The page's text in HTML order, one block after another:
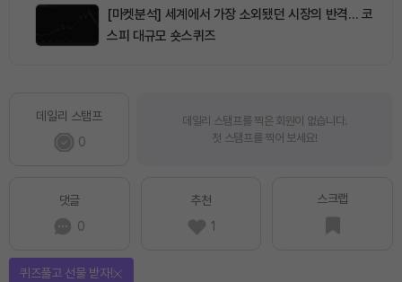
[마켓분석] 세계에서 가장 소외됐던 시장의 반격… 코
스피 대규모 숏스퀴즈
데일리 스탬프
0
데일리 스탬프를 찍은 회원이 없습니다.
첫 스탬프를 찍어 보세요!
댓글
0
추천
1
스크랩
퀴즈풀고 선물 받자!